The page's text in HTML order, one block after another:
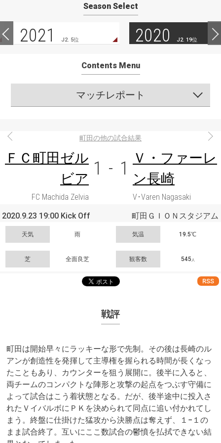
Season Select
2021 J2. 5位 2020 J2. 19位
Contents Menu
マッチレポート
町田の他の試合結果
ＦＣ町田ゼル
ビア 1 - 1
Ｖ・ファーレ
ン長崎
FC Machida Zelvia
V･Varen Nagasaki
2020.9.23 19:00 Kick Off
町田ＧＩＯＮスタジアム
天気 雨 気温 19.5℃
芝 全面良芝 観客数 545 人
RSS
戦評
町田は開始早々にラッキーな形で先制。その後は長崎のル
アンが創造性を発揮して主導権を握られる時間が長くなっ
たこともあり、カウンターを狙う展開に。後半に入ると、
両チームのコンパクトな陣形と攻撃の起点をつぶす守備に
よって試合はこう着状態となる。だが、後半途中に投入さ
れたＶイバルボにＰＫを決められて同点に追い付かれてし
まう。終盤に仕掛けた猛攻から決勝点は奪えず、１−１の
まま試合終了。互いにここ数試合の鬱憤を払拭できない結